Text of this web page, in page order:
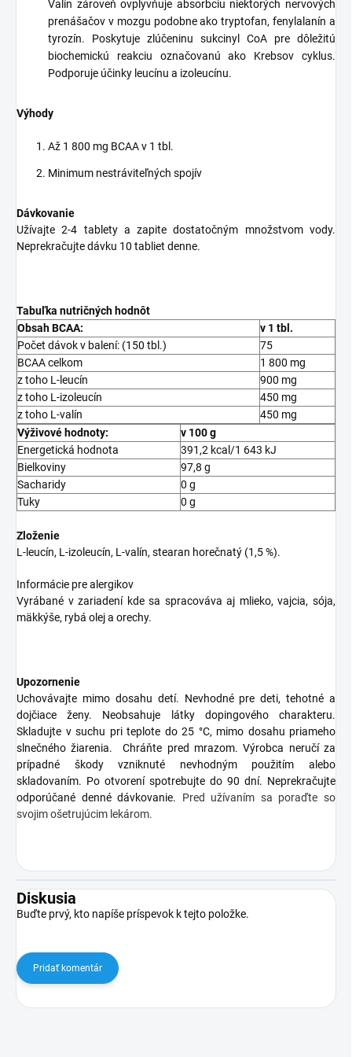
Valín zároveň ovplyvňuje absorbciu niektorých nervových
prenášačov v mozgu podobne ako tryptofan, fenylalanín a
tyrozín. Poskytuje zlúčeninu sukcinyl CoA pre dôležitú
biochemickú reakciu označovanú ako Krebsov cyklus.
Podporuje účinky leucínu a izoleucínu.
Výhody
Až 1 800 mg BCAA v 1 tbl.
Minimum nestráviteľných spojív
Dávkovanie
Užívajte 2-4 tablety a zapite dostatočným množstvom vody.
Neprekračujte dávku 10 tabliet denne.
Tabuľka nutričných hodnôt
Obsah BCAA:
v 1 tbl.
Počet dávok v balení: (150 tbl.)
75
BCAA celkom
1 800 mg
z toho L-leucín
900 mg
z toho L-izoleucín
450 mg
z toho L-valín
450 mg
Výživové hodnoty:
v 100 g
Energetická hodnota
391,2 kcal/1 643 kJ
Bielkoviny
97,8 g
Sacharidy
0 g
Tuky
0 g
Zloženie
L-leucín, L-izoleucín, L-valín, stearan horečnatý (1,5 %).
Informácie pre alergikov
Vyrábané v zariadení kde sa spracováva aj mlieko, vajcia, sója,
mäkkýše, rybá olej a orechy.
Upozornenie
Uchovávajte mimo dosahu detí. Nevhodné pre deti, tehotné a
dojčiace ženy. Neobsahuje látky dopingového charakteru.
Skladujte v suchu pri teplote do 25 °C, mimo dosahu priameho
slnečného žiarenia. Chráňte pred mrazom. Výrobca neručí za
prípadné škody vzniknuté nevhodným použitím alebo
skladovaním. Po otvorení spotrebujte do 90 dní. Neprekračujte
odporúčané denné dávkovanie. Pred užívaním sa poraďte so
svojim ošetrujúcim lekárom.
Diskusia
Buďte prvý, kto napíše príspevok k tejto položke.
Pridať komentár